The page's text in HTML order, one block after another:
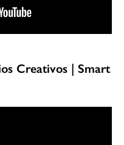
Creativos | Smart